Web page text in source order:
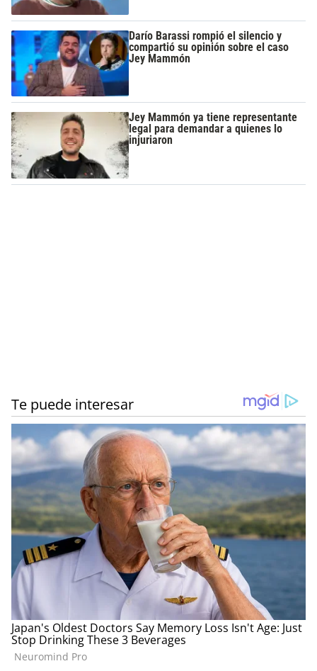
Darío Barassi rompió el silencio y
compartió su opinión sobre el caso
Jey Mammón
Jey Mammón ya tiene representante
legal para demandar a quienes lo
injuriaron